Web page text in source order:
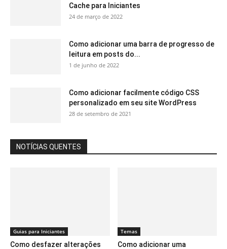
Cache para Iniciantes
24 de março de 2022
Como adicionar uma barra de progresso de
leitura em posts do...
1 de junho de 2022
Como adicionar facilmente código CSS
personalizado em seu site WordPress
28 de setembro de 2021
NOTÍCIAS QUENTES
Guias para Iniciantes
Como desfazer alterações
Temas
Como adicionar uma